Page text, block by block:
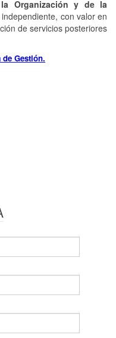
Organización y de la
con valor en
de servicios posteriores
Gestión.